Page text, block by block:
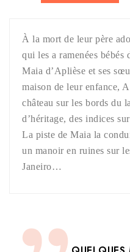
À la mort de leur père
qui les a ramenées bébés
Maia d’Aplièse et ses
maison de leur enfance,
château sur les bords du
d’héritage, des indices
La piste de Maia la
un manoir en ruines sur
Janeiro…